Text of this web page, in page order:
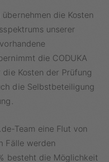
die Kosten
unserer
die CODUKA
Kosten der Prüfung
die Selbstbeteiligung
Team eine Flut von
Fälle werden
besteht die Möglichkeit